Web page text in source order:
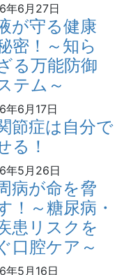
年6月27日
が守る健康
密！～知ら
る万能防御
テム～
年6月17日
節症は自分で
る！
年5月26日
病が命を脅
！～糖尿病・
患リスクを
口腔ケア～
年5月16日